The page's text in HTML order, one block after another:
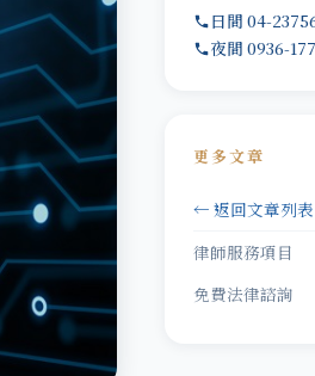
日間 04-
夜間 0936-
更多文章
← 返回文章列表
律師服務項目
免費法律諮詢